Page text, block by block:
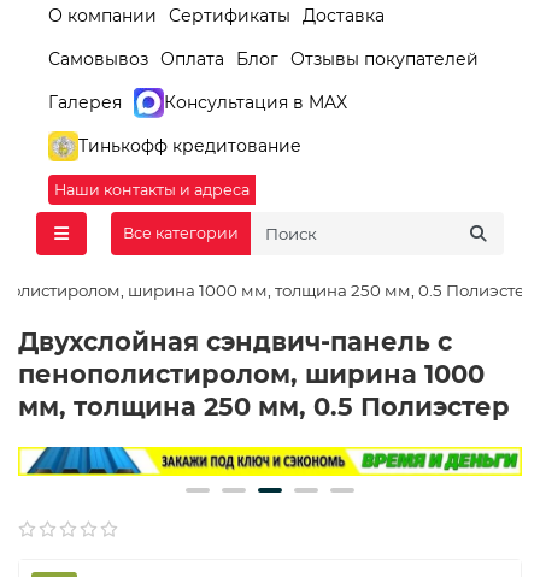
О компании Сертификаты
Доставка
Самовывоз Оплата Блог Отзывы покупателей
Галерея
Консультация в MAX
Тинькофф кредитование
Наши контакты и адреса
Все категории
ширина 1000 мм, толщина 250 мм, 0.5 Полиэстер
Двухслойная сэндвич-панель с
пенополистиролом, ширина 1000
мм, толщина 250 мм, 0.5 Полиэстер